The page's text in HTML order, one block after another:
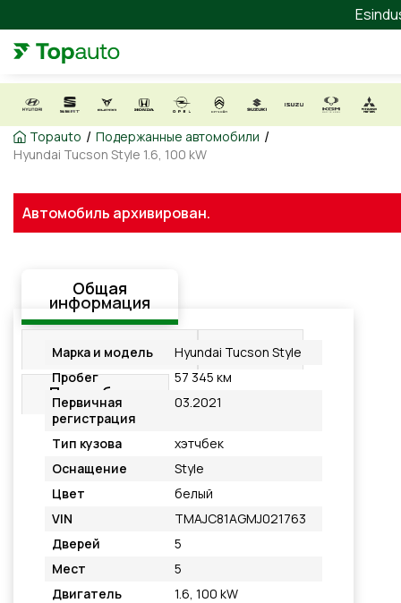
Topauto / Подержанные автомобили /
Hyundai Tucson Style 1.6, 100 kW
Автомобиль архивирован.
Общая
информация
Оборудование Видео
Подробнее
Марка и модель
Hyundai Tucson Style
Пробег
57 345 км
Первичная
регистрация
03.2021
Тип кузова
хэтчбек
Оснащение
Style
Цвет
белый
VIN
TMAJC81AGMJ021763
Дверей
5
Мест
5
Двигатель
1.6, 100 kW